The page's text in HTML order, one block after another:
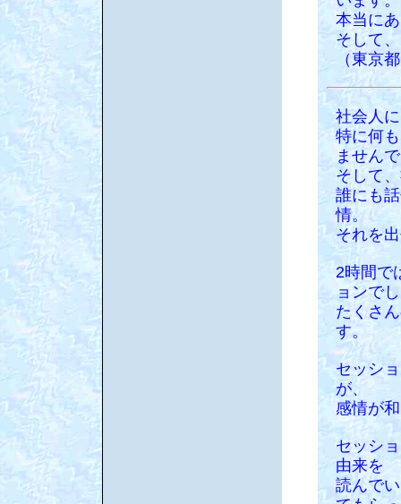
本当に
そして
（東
社会人
特に何
ません
そして
誰にも
情。
それを
2時間で
ョンで
たくさ
す。
セッシ
が、
感情が
セッシ
由来を
読んで